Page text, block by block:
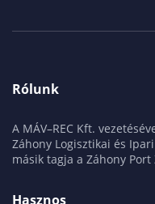
Rólunk
A MÁV–REC Kft.
Záhony Logisztikai és
másik tagja a Záhony Port
Hasznos